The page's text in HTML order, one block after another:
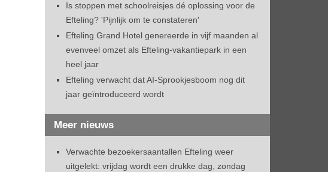
Is stoppen met schoolreisjes dé oplossing voor de
Efteling? 'Pijnlijk om te constateren'
Efteling Grand Hotel genereerde in vijf maanden al
evenveel omzet als Efteling-vakantiepark in een
heel jaar
Efteling verwacht dat AI-Sprookjesboom nog dit
jaar geïntroduceerd wordt
Meer nieuws
Verwachte bezoekersaantallen Efteling weer
uitgelekt: vrijdag wordt een drukke dag, zondag